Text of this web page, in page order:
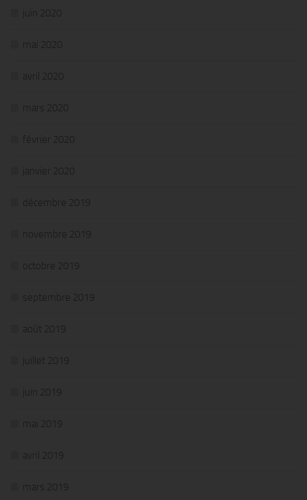
juin 2020
mai 2020
avril 2020
mars 2020
février 2020
janvier 2020
décembre 2019
novembre 2019
octobre 2019
septembre 2019
août 2019
juillet 2019
juin 2019
mai 2019
avril 2019
mars 2019